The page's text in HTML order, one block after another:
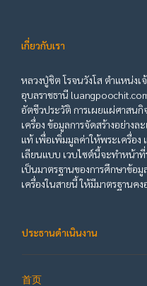
เกี่ยวกับเรา
หลวงปู่ชิต โรจนวังโส ตำแหน่งเ
อุบลราชธานี
อัตชีวประวัติ การเผยแผ่ศาสนกิ
เครื่อง ข้อมูลการจัดสร้างอย่าง
แท้ เพื่อเพิ่มมูลค่าให้พระเครื่อ
เลียนแบบ เวบไซต์นี้จะทำหน้า
เป็นมาตรฐานของการศึกษาข้อ
เครื่องในสายนี้ ให้มีมาตรฐานค
ประธานดำเนินงาน
首页